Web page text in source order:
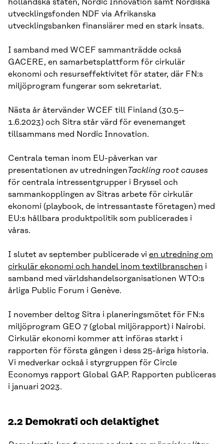
holländska staten, Nordic Innovation samt Nordiska
utvecklingsfonden NDF via Afrikanska
utvecklingsbanken finansiärer med en stark insats.
I samband med WCEF sammanträdde också
GACERE, en samarbetsplattform för cirkulär
ekonomi och resurseffektivitet för stater, där FN:s
miljöprogram fungerar som sekretariat.
Nästa år återvänder WCEF till Finland (30.5–
1.6.2023) och Sitra står värd för evenemanget
tillsammans med Nordic Innovation.
Centrala teman inom EU-påverkan var
presentationen av utredningenTackling root causes
för centrala intressentgrupper i Bryssel och
sammankopplingen av Sitras arbete för cirkulär
ekonomi (playbook, de intressantaste företagen) med
EU:s hållbara produktpolitik som publicerades i
våras.
I slutet av september publicerade vi en utredning om
cirkulär ekonomi och handel inom textilbranschen i
samband med världshandelsorganisationen WTO:s
årliga Public Forum i Genève.
I november deltog Sitra i planeringsmötet för FN:s
miljöprogram GEO 7 (global miljörapport) i Nairobi.
Cirkulär ekonomi kommer att införas starkt i
rapporten för första gången i dess 25-åriga historia.
Vi medverkar också i styrgruppen för Circle
Economys rapport Global GAP. Rapporten publiceras
i januari 2023.
2.2 Demokrati och delaktighet